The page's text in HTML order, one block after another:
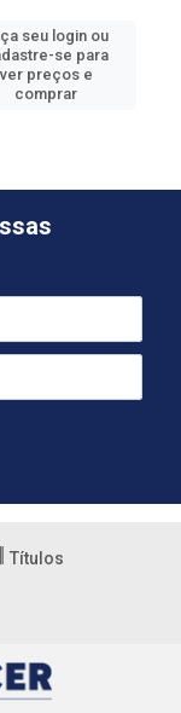
seu login ou
se para
ver preços e
comprar
Títulos